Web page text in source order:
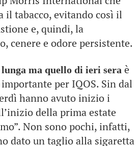
il tabacco, evitando così il
e, quindi, la
cenere e odore persistente.
ma quello di ieri sera è
per IQOS. Sin dal
hanno avuto inizio i
della prima estate
Non sono pochi, infatti,
dato un taglio alla sigaretta